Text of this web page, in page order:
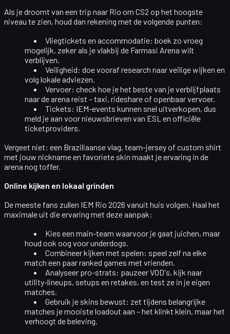
Als je droomt van een trip naar Rio om CS2 op het hoogste
niveau te zien, houd dan rekening met de volgende punten:
Vliegtickets en accommodatie: boek zo vroeg
mogelijk, zeker als je vlakbij de Farmasi Arena wilt
verblijven.
Veiligheid: doe vooraf research naar veilige wijken en
volg lokale adviezen.
Vervoer: check hoe je het beste van je verblijfplaats
naar de arena reist – taxi, rideshare of openbaar vervoer.
Tickets: IEM-events kunnen snel uitverkopen, dus
meld je aan voor nieuwsbrieven van ESL en officiële
ticketproviders.
Vergeet niet: een Braziliaanse vlag, team-jersey of custom shirt
met jouw nickname en favoriete skin maakt je ervaring in de
arena nog toffer.
Online kijken en lokaal grinden
De meeste fans zullen IEM Rio 2026 vanuit huis volgen. Haal het
maximale uit die ervaring met deze aanpak:
Kies een main-team waarvoor je gaat juichen, maar
houd ook oog voor underdogs.
Combineer kijken met spelen: speel zelf na elke
match een paar ranked games met vrienden.
Analyseer pro-strats: pauzeer VOD's, kijk naar
utility-lineups, setups en retakes, en test ze in je eigen
matches.
Gebruik je skins bewust: zet tijdens belangrijke
matches je mooiste loadout aan – het klinkt klein, maar het
verhoogt de beleving.